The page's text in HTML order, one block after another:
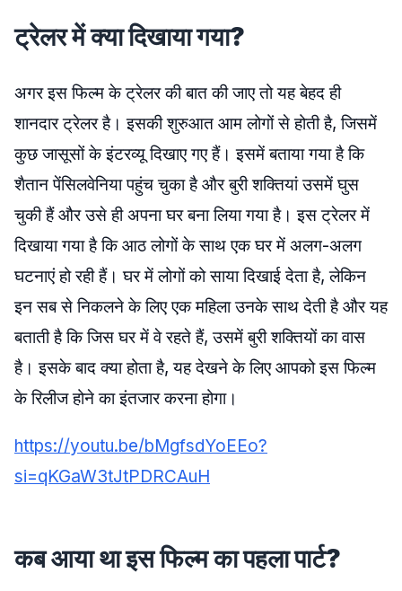
ट्रेलर में क्या दिखाया गया?
अगर इस फिल्म के ट्रेलर की बात की जाए तो यह बेहद ही
शानदार ट्रेलर है। इसकी शुरुआत आम लोगों से होती है, जिसमें
कुछ जासूसों के इंटरव्यू दिखाए गए हैं। इसमें बताया गया है कि
शैतान पेंसिलवेनिया पहुंच चुका है और बुरी शक्तियां उसमें घुस
चुकी हैं और उसे ही अपना घर बना लिया गया है। इस ट्रेलर में
दिखाया गया है कि आठ लोगों के साथ एक घर में अलग-अलग
घटनाएं हो रही हैं। घर में लोगों को साया दिखाई देता है, लेकिन
इन सब से निकलने के लिए एक महिला उनके साथ देती है और यह
बताती है कि जिस घर में वे रहते हैं, उसमें बुरी शक्तियों का वास
है। इसके बाद क्या होता है, यह देखने के लिए आपको इस फिल्म
के रिलीज होने का इंतजार करना होगा।
https://youtu.be/bMgfsdYoEEo?
si=qKGaW3tJtPDRCAuH
कब आया था इस फिल्म का पहला पार्ट?